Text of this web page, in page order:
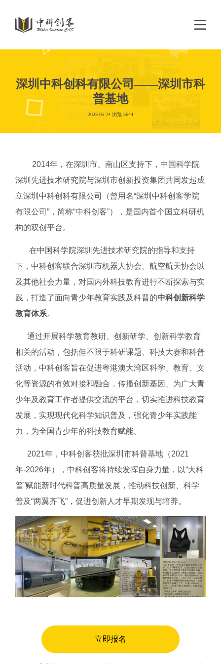
深圳中科创科有限公司——深圳市科
普基地
2023.05.24 浏览 5644
2014年，在深圳市、南山区支持下，中国科学院
深圳先进技术研究院与深圳市创新投资集团共同发起成
立深圳中科创科有限公司（曾用名“深圳中科创客学院
有限公司”，简称“中科创客”），是国内首个国立科研机
构的双创平台。
在中国科学院深圳先进技术研究院的指导和支持
下，中科创客联合深圳市机器人协会、航空航天协会以
及其他社会力量，对国内外科技教育进行不断探索与实
践，打造了面向青少年教育实践及科普的中科创新科学
教育体系。
通过开展科学教育教研、创新研学、创新科学教育
相关的活动，包括但不限于科研课题、科技大赛和科普
活动，中科创客旨在促进粤港澳大湾区科学、教育、文
化等资源的有效对接和融合，传播创新基因、为广大青
少年及教育工作者提供交流的平台，切实推进科技教育
发展，实现现代化科学知识普及，强化青少年实践能
力，为全国青少年的科技教育赋能。
2021年，中科创客获批深圳市科普基地（2021
年-2026年），中科创客将持续发挥自身力量，以“大科
普”赋能新时代科普高质量发展，推动科技创新、科学
普及“两翼齐飞”，促进创新人才早期发现与培养。
立即报名